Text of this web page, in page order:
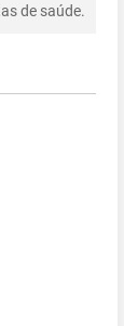
de saúde.